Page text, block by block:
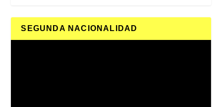
SEGUNDA NACIONALIDAD